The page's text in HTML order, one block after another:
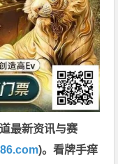
最新资讯与赛
)。看牌手痒